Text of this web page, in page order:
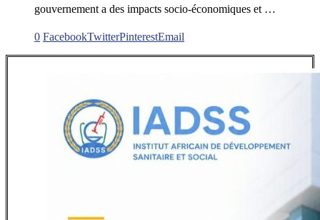
gouvernement a des impacts socio-économiques et …
0 FacebookTwitterPinterestEmail